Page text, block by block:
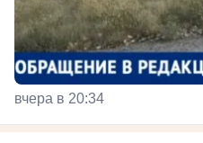
вчера в 20:34